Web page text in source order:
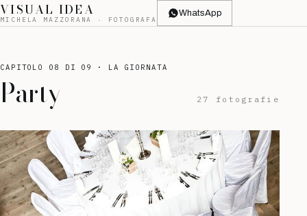
VISUAL IDEA
MICHELA MAZZORANA · FOTOGRAFA
WhatsApp
CAPITOLO 08 DI 09 · LA GIORNATA
Party 27 fotografie